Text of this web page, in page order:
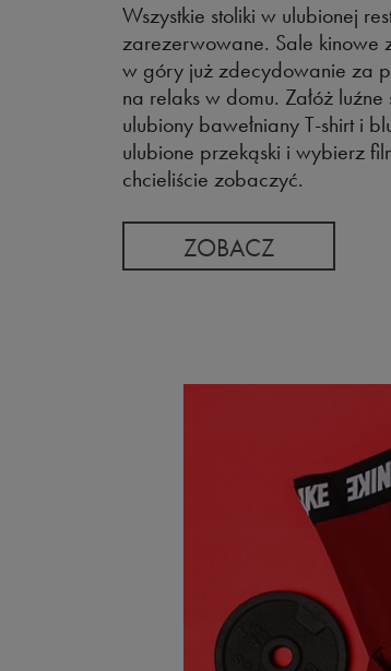
Wszystkie stoliki w ulubionej
zarezerwowane. Sale kinowe
w góry już zdecydowanie za
na relaks w domu. Załóż
ulubiony bawełniany T-shirt i
ulubione przekąski i wybierz
chcieliście zobaczyć.
ZOBACZ